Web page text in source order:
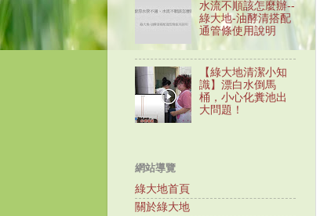
水流不順該怎麼辦--
綠大地-油酵清搭配
通管條使用說明
【綠大地清潔小知
識】漂白水倒馬
桶，小心化糞池出
大問題！
網站導覽
綠大地首頁
關於綠大地